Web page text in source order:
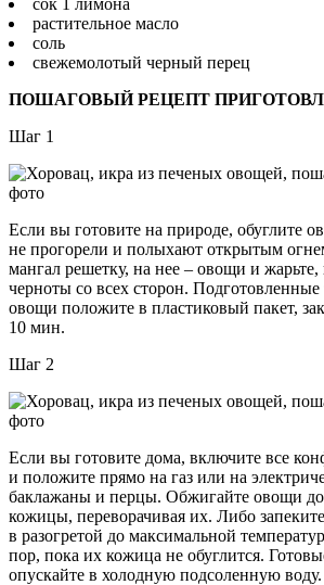
растительное масло
соль
свежемолотый черный перец
ПОШАГОВЫЙ РЕЦЕПТ
Шаг 1
Если вы готовите на природе, обуглите
не прогорели и полыхают открытым
мангал решетку, на нее – овощи и жарьте,
черноты со всех сторон.
овощи положите в пластиковый пакет,
10 мин.
Шаг 2
Если вы готовите дома, включите все
и положите прямо на газ или на
баклажаны и перцы. Обжигайте овощи до
кожицы, переворачивая их. Либо
в разогретой до максимальной
пор, пока их кожица не обуглится.
опускайте в холодную подсоленную воду.